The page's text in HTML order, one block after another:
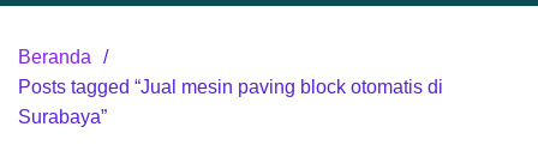
Beranda
Posts tagged “Jual mesin paving block otomatis di
Surabaya”